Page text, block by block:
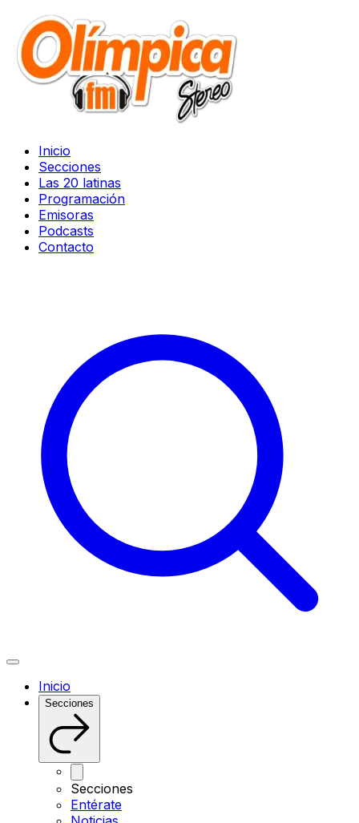
Inicio
Secciones
Las 20 latinas
Programación
Emisoras
Podcasts
Contacto
Inicio
Secciones
Secciones
Entérate